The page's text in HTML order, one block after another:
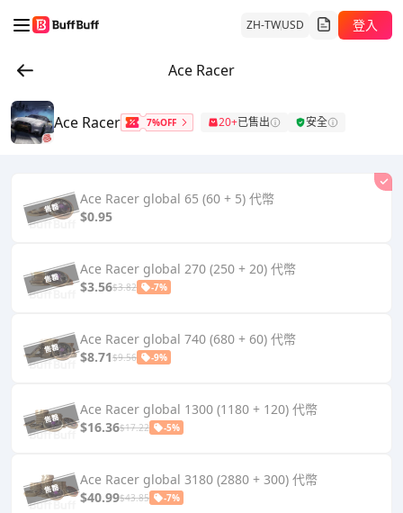
ZH-TWUSD 登入
Ace Racer
Ace Racer 7%OFF 20+已售出 安全
Ace Racer global 65 (60 + 5) 代幣
$0.95
Ace Racer global 270 (250 + 20) 代幣
$3.56$3.82 -7%
Ace Racer global 740 (680 + 60) 代幣
$8.71$9.56 -9%
Ace Racer global 1300 (1180 + 120) 代幣
$16.36$17.22 -5%
Ace Racer global 3180 (2880 + 300) 代幣
$40.99$43.85 -7%